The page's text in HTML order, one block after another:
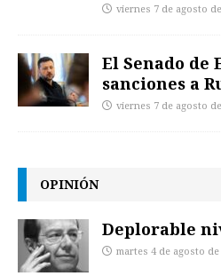
viernes 7 de agosto
El Senado de
sanciones a
viernes 7 de agosto
OPINIÓN
Deplorable
martes 4 de agosto de